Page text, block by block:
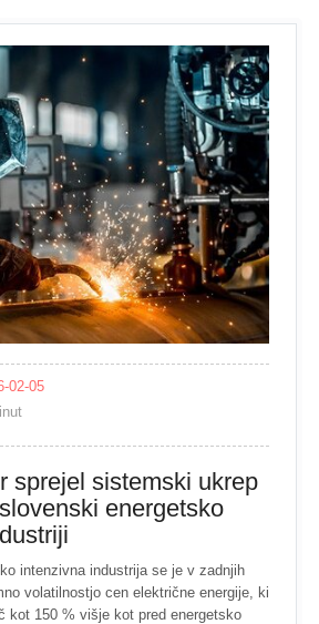
02-05
sprejel sistemski ukrep
energetsko
intenzivna industrija se je v zadnjih
volatilnostjo cen električne energije, ki
kot 150 % višje kot pred energetsko